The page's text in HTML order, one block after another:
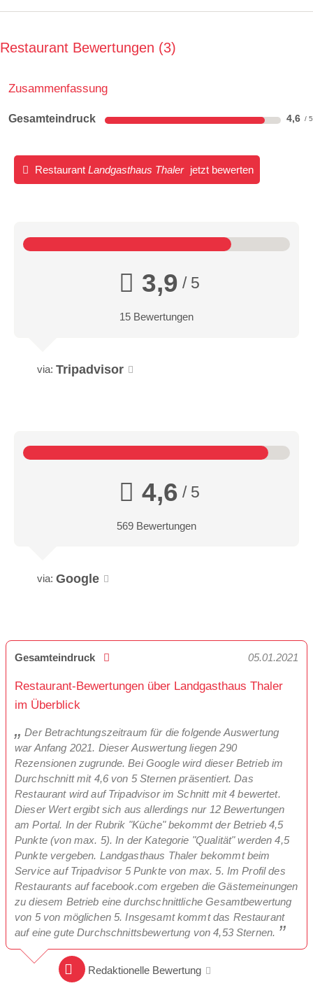
Restaurant Bewertungen 3
Zusammenfassung
Gesamteindruck 4,6
Restaurant Landgasthaus Thaler jetzt bewerten
3,9 / 5
15 Bewertungen
via: Tripadvisor
4,6 / 5
569 Bewertungen
via: Google
Gesamteindruck 05.01.2021
Restaurant-Bewertungen über Landgasthaus Thaler
im Überblick
Der Betrachtungszeitraum für die folgende Auswertung
war Anfang 2021. Dieser Auswertung liegen 290
Rezensionen zugrunde. Bei Google wird dieser Betrieb im
Durchschnitt mit 4,6 von 5 Sternen präsentiert. Das
Restaurant wird auf Tripadvisor im Schnitt mit 4 bewertet.
Dieser Wert ergibt sich aus allerdings nur 12 Bewertungen
am Portal. In der Rubrik "Küche" bekommt der Betrieb 4,5
Punkte (von max. 5). In der Kategorie "Qualität" werden 4,5
Punkte vergeben. Landgasthaus Thaler bekommt beim
Service auf Tripadvisor 5 Punkte von max. 5. Im Profil des
Restaurants auf facebook.com ergeben die Gästemeinungen
zu diesem Betrieb eine durchschnittliche Gesamtbewertung
von 5 von möglichen 5. Insgesamt kommt das Restaurant
auf eine gute Durchschnittsbewertung von 4,53 Sternen.
Redaktionelle Bewertung